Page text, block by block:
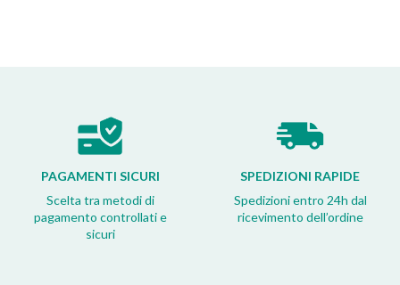
PAGAMENTI SICURI
Scelta tra metodi di
pagamento controllati e
sicuri
SPEDIZIONI RAPIDE
Spedizioni entro 24h dal
ricevimento dell’ordine